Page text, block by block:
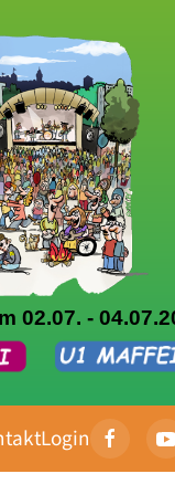
02.07. -
Login